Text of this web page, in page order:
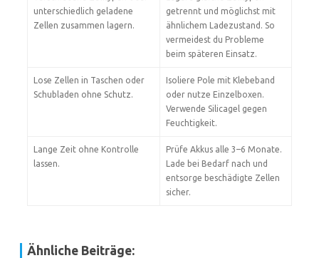
unterschiedlich geladene
Zellen zusammen lagern.
getrennt und möglichst mit
ähnlichem Ladezustand. So
vermeidest du Probleme
beim späteren Einsatz.
Lose Zellen in Taschen oder
Schubladen ohne Schutz.
Isoliere Pole mit Klebeband
oder nutze Einzelboxen.
Verwende Silicagel gegen
Feuchtigkeit.
Lange Zeit ohne Kontrolle
lassen.
Prüfe Akkus alle 3–6 Monate.
Lade bei Bedarf nach und
entsorge beschädigte Zellen
sicher.
Ähnliche Beiträge: